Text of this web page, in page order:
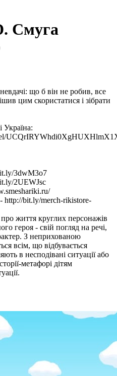
Смуга
що б він не робив, все
цим скористатися і зібрати
3dwM3o7
2UEWJsc
http://bit.ly/merch-rikistore-
життя круглих персонажів
героя - свій погляд на речі,
З неприхованою
всім, що відбувається
в несподівані ситуації або
метафорі дітям